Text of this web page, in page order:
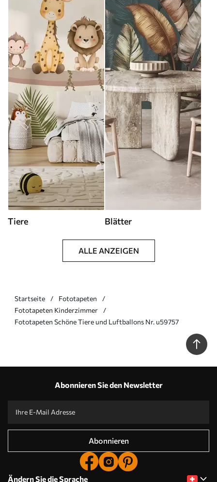
Tiere Blätter
ALLE ANZEIGEN
Startseite
Fototapeten
Fototapeten Kinderzimmer
Fototapeten Schöne Tiere und Luftballons Nr. u59757
Abonnieren Sie den Newsletter
Abonnieren
Ändern Sie die Sprache